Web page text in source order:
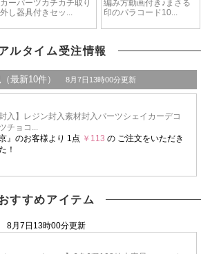
ルタイム受注情報
すすめアイテム